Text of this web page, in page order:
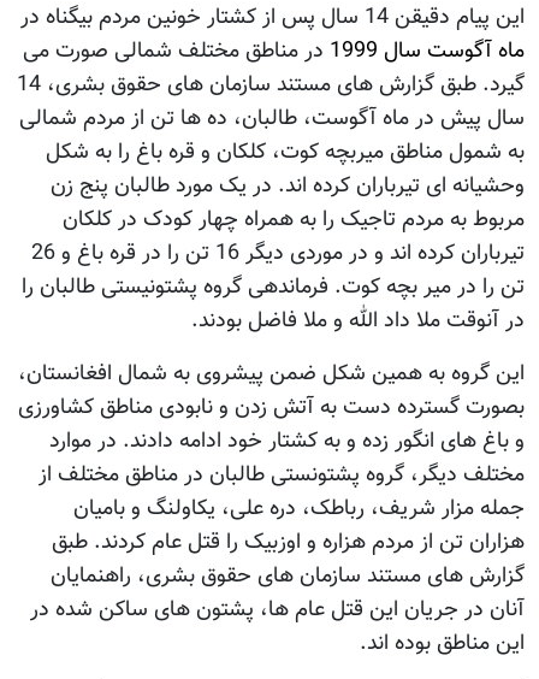
این پیام دقیقن 14 سال پس از کشتار خونین مردم بیگناه در
ماه آگوست سال 1999
در مناطق مختلف شمالی صورت می
گیرد. طبق گزارش های مستند سازمان های حقوق بشری، 14
سال پیش در ماه آگوست، طالبان، ده ها تن از مردم شمالی
به شمول مناطق میربچه کوت، کلکان و قره باغ را به شکل
وحشیانه ای تیرباران کرده اند. در یک مورد طالبان پنج زن
مربوط به مردم تاجیک را به همراه چهار کودک در کلکان
تیرباران کرده اند و در موردی دیگر 16 تن را در قره باغ و 26
تن را در میر بچه کوت. فرماندهی گروه پشتونیستی طالبان را
در آنوقت ملا داد الله و ملا فاضل بودند.
این گروه به همین شکل ضمن پیشروی به شمال افغانستان،
بصورت گسترده دست به آتش زدن و نابودی مناطق کشاورزی
و باغ های انگور زده و به کشتار خود ادامه دادند. در موارد
مختلف دیگر، گروه پشتونستی طالبان در مناطق مختلف از
جمله مزار شریف، رباطک، دره علی، یکاولنگ و بامیان
هزاران تن از مردم هزاره و اوزبیک را قتل عام کردند. طبق
گزارش های مستند سازمان های حقوق بشری، راهنمایان
آنان در جریان این قتل عام ها، پشتون های ساکن شده در
این مناطق بوده اند.